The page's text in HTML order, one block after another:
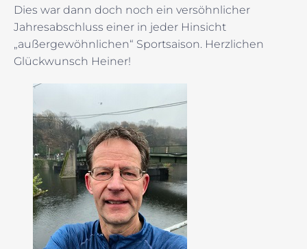
Dies war dann doch noch ein versöhnlicher
Jahresabschluss einer in jeder Hinsicht
„außergewöhnlichen“ Sportsaison. Herzlichen
Glückwunsch Heiner!